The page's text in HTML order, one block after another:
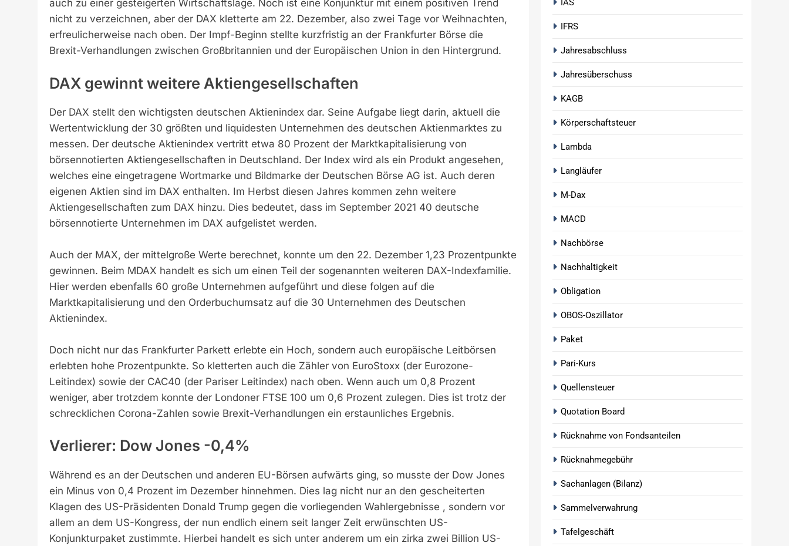
auch zu einer gesteigerten Wirtschaftslage. Noch ist eine Konjunktur mit einem positiven Trend
nicht zu verzeichnen, aber der DAX kletterte am 22. Dezember, also zwei Tage vor Weihnachten,
erfreulicherweise nach oben. Der Impf-Beginn stellte kurzfristig an der Frankfurter Börse die
Brexit-Verhandlungen zwischen Großbritannien und der Europäischen Union in den Hintergrund.
DAX gewinnt weitere Aktiengesellschaften
Der DAX stellt den wichtigsten deutschen Aktienindex dar. Seine Aufgabe liegt darin, aktuell die
Wertentwicklung der 30 größten und liquidesten Unternehmen des deutschen Aktienmarktes zu
messen. Der deutsche Aktienindex vertritt etwa 80 Prozent der Marktkapitalisierung von
börsennotierten Aktiengesellschaften in Deutschland. Der Index wird als ein Produkt angesehen,
welches eine eingetragene Wortmarke und Bildmarke der Deutschen Börse AG ist. Auch deren
eigenen Aktien sind im DAX enthalten. Im Herbst diesen Jahres kommen zehn weitere
Aktiengesellschaften zum DAX hinzu. Dies bedeutet, dass im September 2021 40 deutsche
börsennotierte Unternehmen im DAX aufgelistet werden.
Auch der MAX, der mittelgroße Werte berechnet, konnte um den 22. Dezember 1,23 Prozentpunkte
gewinnen. Beim MDAX handelt es sich um einen Teil der sogenannten weiteren DAX-Indexfamilie.
Hier werden ebenfalls 60 große Unternehmen aufgeführt und diese folgen auf die
Marktkapitalisierung und den Orderbuchumsatz auf die 30 Unternehmen des Deutschen
Aktienindex.
Doch nicht nur das Frankfurter Parkett erlebte ein Hoch, sondern auch europäische Leitbörsen
erlebten hohe Prozentpunkte. So kletterten auch die Zähler von EuroStoxx (der Eurozone-
Leitindex) sowie der CAC40 (der Pariser Leitindex) nach oben. Wenn auch um 0,8 Prozent
weniger, aber trotzdem konnte der Londoner FTSE 100 um 0,6 Prozent zulegen. Dies ist trotz der
schrecklichen Corona-Zahlen sowie Brexit-Verhandlungen ein erstaunliches Ergebnis.
Verlierer: Dow Jones -0,4%
Während es an der Deutschen und anderen EU-Börsen aufwärts ging, so musste der Dow Jones
ein Minus von 0,4 Prozent im Dezember hinnehmen. Dies lag nicht nur an den gescheiterten
Klagen des US-Präsidenten Donald Trump gegen die vorliegenden Wahlergebnisse , sondern vor
allem an dem US-Kongress, der nun endlich einem seit langer Zeit erwünschten US-
Konjunkturpaket zustimmte. Hierbei handelt es sich unter anderem um ein zirka zwei Billion US-
IAS
IFRS
Jahresabschluss
Jahresüberschuss
KAGB
Körperschaftsteuer
Lambda
Langläufer
M-Dax
MACD
Nachbörse
Nachhaltigkeit
Obligation
OBOS-Oszillator
Paket
Pari-Kurs
Quellensteuer
Quotation Board
Rücknahme von Fondsanteilen
Rücknahmegebühr
Sachanlagen (Bilanz)
Sammelverwahrung
Tafelgeschäft